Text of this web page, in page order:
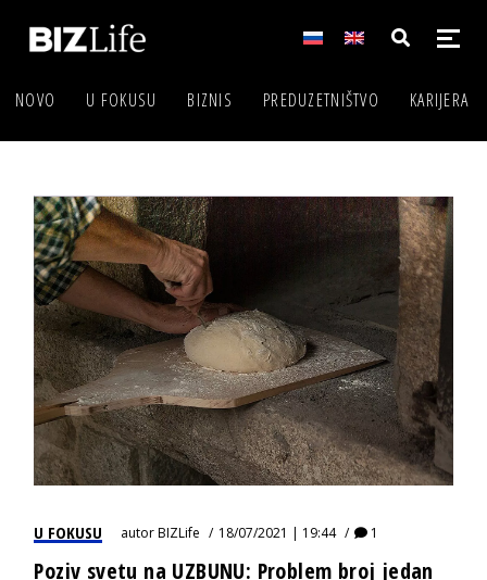
NOVO U FOKUSU BIZNIS PREDUZETNIŠTVO KARIJERA
U FOKUSU autorBIZLife 18/07/2021 | 19:44 1
Poziv svetu na UZBUNU: Problem broj jedan